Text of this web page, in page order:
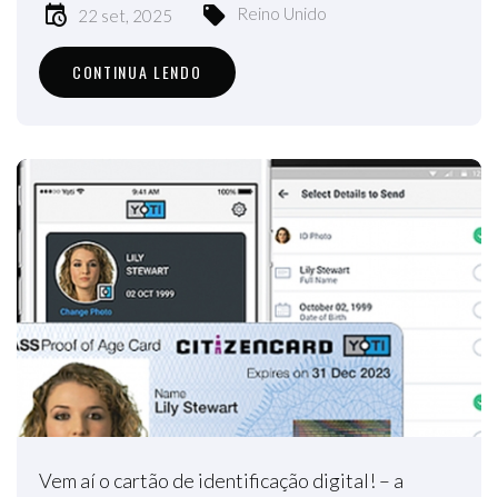
22 set, 2025 Reino Unido
CONTINUA LENDO
Vem aí o cartão de identificação digital! – a